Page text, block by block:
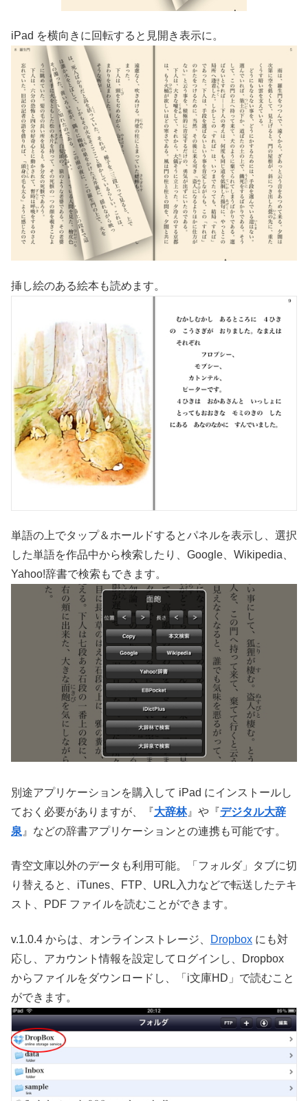
iPad を横向きに回転すると見開き表示に。
挿し絵のある絵本も読めます。
単語の上でタップ＆ホールドするとパネルを表示し、選択
した単語を作品中から検索したり、Google、Wikipedia、
Yahoo!辞書で検索もできます。
別途アプリケーションを購入して iPad にインストールし
ておく必要がありますが、『大辞林』や『デジタル大辞
泉 』などの辞書アプリケーションとの連携も可能です。
青空文庫以外のデータも利用可能。「フォルダ」タブに切
り替えると、iTunes、FTP、URL入力などで転送したテキ
スト、PDF ファイルを読むことができます。
v.1.0.4 からは、オンラインストレージ、 Dropbox にも対
応し、アカウント情報を設定してログインし、Dropbox
からファイルをダウンロードし、「i文庫HD」で読むこと
ができます。